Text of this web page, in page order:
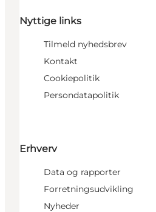
Nyttige links
Tilmeld nyhedsbrev
Kontakt
Cookiepolitik
Persondatapolitik
Erhverv
Data og rapporter
Forretningsudvikling
Nyheder